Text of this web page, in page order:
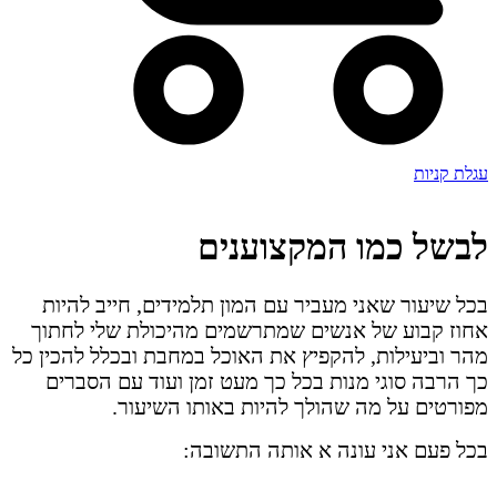
עגלת קניות
לבשל כמו המקצוענים
בכל שיעור שאני מעביר עם המון תלמידים, חייב להיות
אחוז קבוע של אנשים שמתרשמים מהיכולת שלי לחתוך
מהר וביעילות, להקפיץ את האוכל במחבת ובכלל להכין כל
כך הרבה סוגי מנות בכל כך מעט זמן ועוד עם הסברים
מפורטים על מה שהולך להיות באותו השיעור.
בכל פעם אני עונה א אותה התשובה: